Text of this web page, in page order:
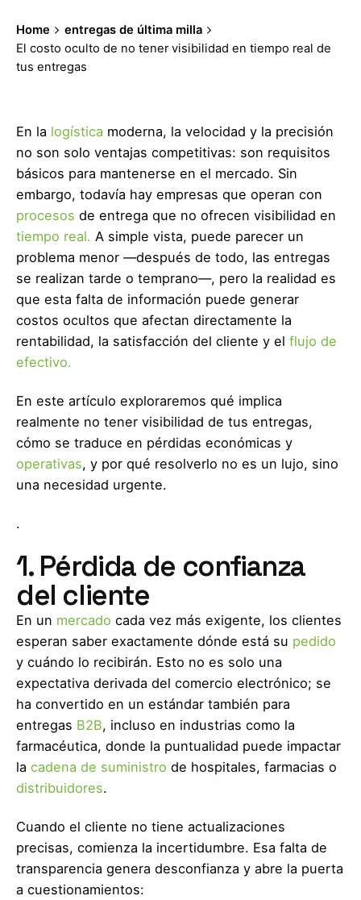
Home
entregas de última milla
El costo oculto de no tener visibilidad en tiempo real de
tus entregas
En la logística moderna, la velocidad y la precisión
no son solo ventajas competitivas: son requisitos
básicos para mantenerse en el mercado. Sin
embargo, todavía hay empresas que operan con
procesos de entrega que no ofrecen visibilidad en
tiempo real. A simple vista, puede parecer un
problema menor —después de todo, las entregas
se realizan tarde o temprano—, pero la realidad es
que esta falta de información puede generar
costos ocultos que afectan directamente la
rentabilidad, la satisfacción del cliente y el flujo de
efectivo.
En este artículo exploraremos qué implica
realmente no tener visibilidad de tus entregas,
cómo se traduce en pérdidas económicas y
operativas, y por qué resolverlo no es un lujo, sino
una necesidad urgente.
.
1. Pérdida de confianza
del cliente
En un mercado cada vez más exigente, los clientes
esperan saber exactamente dónde está su pedido
y cuándo lo recibirán. Esto no es solo una
expectativa derivada del comercio electrónico; se
ha convertido en un estándar también para
entregas B2B, incluso en industrias como la
farmacéutica, donde la puntualidad puede impactar
la cadena de suministro de hospitales, farmacias o
distribuidores.
Cuando el cliente no tiene actualizaciones
precisas, comienza la incertidumbre. Esa falta de
transparencia genera desconfianza y abre la puerta
a cuestionamientos: